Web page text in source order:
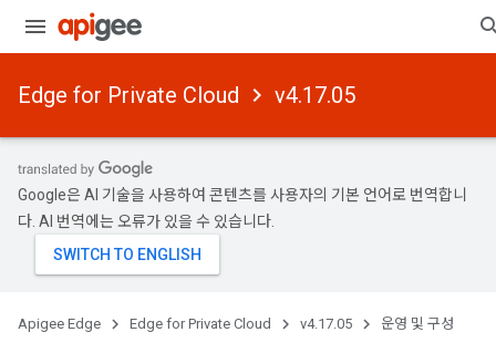
Edge for Private Cloud v4.17.05
Google은 AI 기술을 사용하여 콘텐츠를 사용자의 기본 언어로 번역합니
다. AI 번역에는 오류가 있을 수 있습니다.
Apigee Edge Edge for Private Cloud v4.17.05 운영 및 구성